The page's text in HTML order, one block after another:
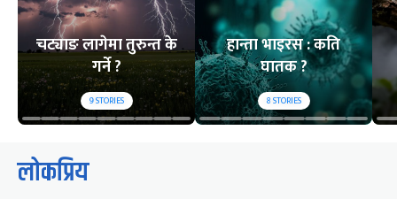
चट्याङ लागेमा तुरुन्त के
गर्ने ?
9STORIES
हान्ता भाइरस : कति
घातक ?
8STORIES
लोकप्रिय